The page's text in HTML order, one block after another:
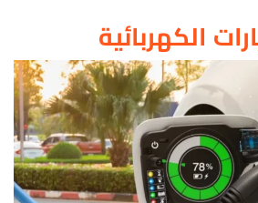
الكهربائية